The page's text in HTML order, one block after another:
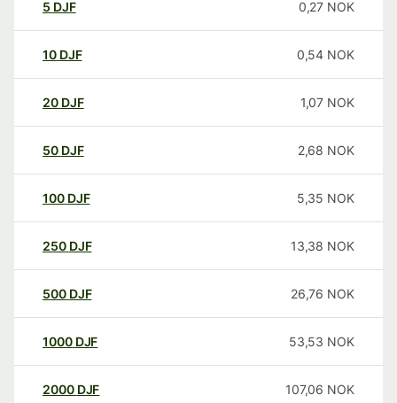
5 DJF 0,27 NOK
10 DJF 0,54 NOK
20 DJF 1,07 NOK
50 DJF 2,68 NOK
100 DJF 5,35 NOK
250 DJF 13,38 NOK
500 DJF 26,76 NOK
1000 DJF 53,53 NOK
2000 DJF 107,06 NOK